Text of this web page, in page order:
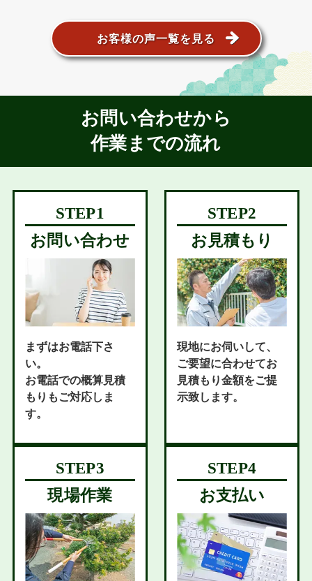
お客様の声一覧を見る
お問い合わせから
作業までの流れ
お問い合わせ
まずはお電話下さ
い。
お電話での概算見積
もりもご対応しま
す。
お見積もり
現地にお伺いして、
ご要望に合わせてお
見積もり金額をご提
示致します。
現場作業 お支払い